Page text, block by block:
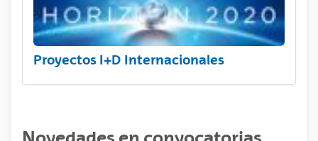
Proyectos I+D Internacionales